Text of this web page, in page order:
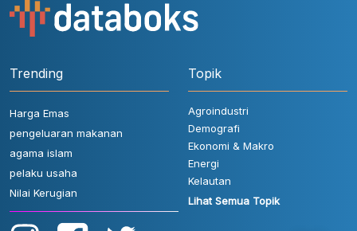
Trending
Harga Emas
pengeluaran makanan
agama islam
pelaku usaha
Nilai Kerugian
Topik
Agroindustri
Demografi
Ekonomi & Makro
Energi
Kelautan
Lihat Semua Topik